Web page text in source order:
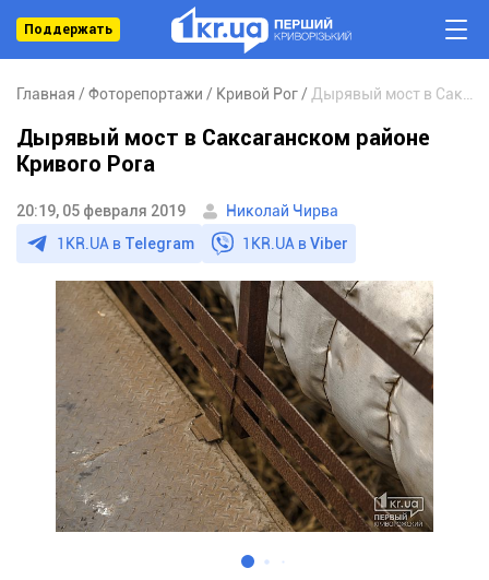
Поддержать
Главная Фоторепортажи Кривой Рог
Дырявый мост в Саксаганском районе
Кривого Рога
20:19, 05 февраля 2019
Николай Чирва
1KR.UA в Telegram 1KR.UA вViber